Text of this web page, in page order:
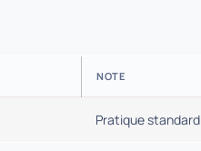
NOTE
Pratique standard